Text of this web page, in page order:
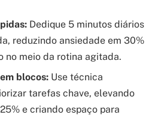
Dedique 5 minutos diários
reduzindo ansiedade em 30%
no meio da rotina agitada.
blocos: Use técnica
tarefas chave, elevando
e criando espaço para